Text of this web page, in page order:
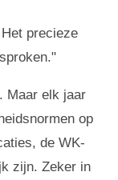
precieze
Maar elk jaar
op
de WK-
zijn. Zeker in